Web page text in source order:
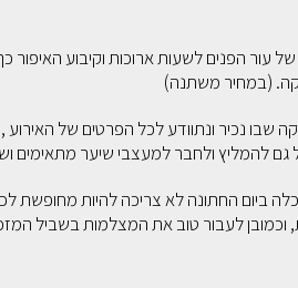
של עור הפנים לשעות ארוכות וקיבוע האיפור
(במחיר משתנה)
שבו נכיר ונתוודע לכל הפרטים של
להמליץ ולחבר למעצבי שיער מתאימים
ביום החתונה לא צריכה להיות מחופשת
וכמובן לעבור טוב את המצלמות בשביל